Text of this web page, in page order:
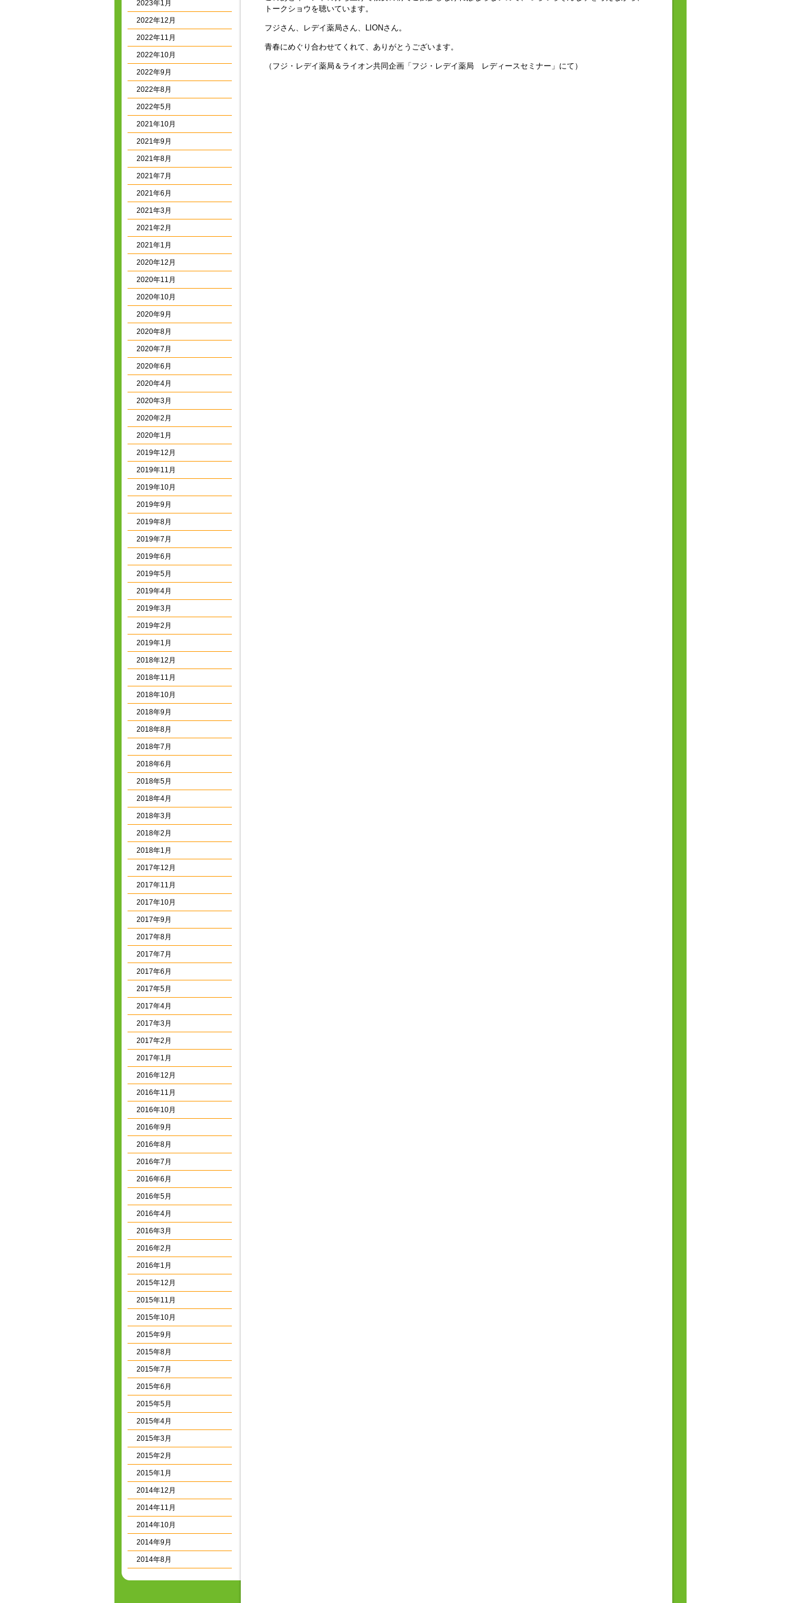
2023年1月
2022年12月
2022年11月
2022年10月
2022年9月
2022年8月
2022年5月
2021年10月
2021年9月
2021年8月
2021年7月
2021年6月
2021年3月
2021年2月
2021年1月
2020年12月
2020年11月
2020年10月
2020年9月
2020年8月
2020年7月
2020年6月
2020年4月
2020年3月
2020年2月
2020年1月
2019年12月
2019年11月
2019年10月
2019年9月
2019年8月
2019年7月
2019年6月
2019年5月
2019年4月
2019年3月
2019年2月
2019年1月
2018年12月
2018年11月
2018年10月
2018年9月
2018年8月
2018年7月
2018年6月
2018年5月
2018年4月
2018年3月
2018年2月
2018年1月
2017年12月
2017年11月
2017年10月
2017年9月
2017年8月
2017年7月
2017年6月
2017年5月
2017年4月
2017年3月
2017年2月
2017年1月
2016年12月
2016年11月
2016年10月
2016年9月
2016年8月
2016年7月
2016年6月
2016年5月
2016年4月
2016年3月
2016年2月
2016年1月
2015年12月
2015年11月
2015年10月
2015年9月
2015年8月
2015年7月
2015年6月
2015年5月
2015年4月
2015年3月
2015年2月
2015年1月
2014年12月
2014年11月
2014年10月
2014年9月
2014年8月
トークショウを聴いています。
フジさん、レデイ薬局さん、LIONさん。
青春にめぐり合わせてくれて、ありがとうございます。
（フジ・レデイ薬局＆ライオン共同企画「フジ・レデイ薬局 レディースセミナー」にて）